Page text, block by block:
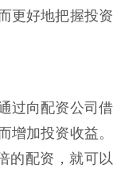
更好地把握投资
过向配资公司借
增加投资收益。
的配资，就可以